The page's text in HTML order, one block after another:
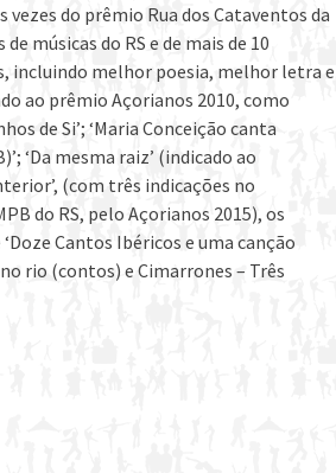
vezes do prêmio Rua dos Cataventos da
músicas do RS e de mais de 10
incluindo melhor poesia, melhor letra e
ao prêmio Açorianos 2010, como
de Si’; ‘Maria Conceição canta
‘Da mesma raiz’ (indicado ao
(com três indicações no
do RS, pelo Açorianos 2015), os
Cantos Ibéricos e uma canção
rio (contos) e Cimarrones – Três